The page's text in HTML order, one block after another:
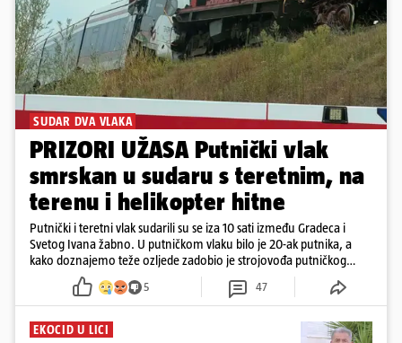
SUDAR DVA VLAKA
PRIZORI UŽASA Putnički vlak
smrskan u sudaru s teretnim, na
terenu i helikopter hitne
Putnički i teretni vlak sudarili su se iza 10 sati između Gradeca i
Svetog Ivana žabno. U putničkom vlaku bilo je 20-ak putnika, a
kako doznajemo teže ozljede zadobio je strojovođa putničkog
vlaka. Zatvoren je promet, a fotoreporteri Prigorskog objavili su
prve snimke s mjesta sudara
5 47
EKOCID U LICI